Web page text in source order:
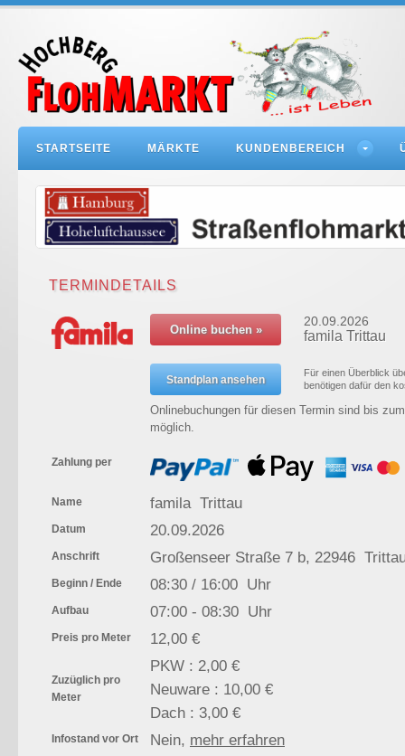
STARTSEITE MÄRKTE KUNDENBEREICH
TERMINDETAILS
20.09.2026
famila Trittau
Für einen Überblick
benötigen dafür den
Onlinebuchungen für diesen Termin sind bis
möglich.
Zahlung per
Name famila Trittau
Datum 20.09.2026
Anschrift Großenseer Straße 7 b, 22946
Beginn / Ende 08:30 / 16:00 Uhr
Aufbau 07:00 - 08:30 Uhr
Preis pro Meter 12,00 €
Zuzüglich pro
Meter
PKW : 2,00 €
Neuware : 10,00 €
Dach : 3,00 €
Infostand vor Ort Nein, mehr erfahren